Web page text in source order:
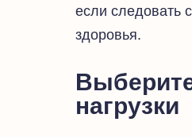
если следовать
здоровья.
нагрузки